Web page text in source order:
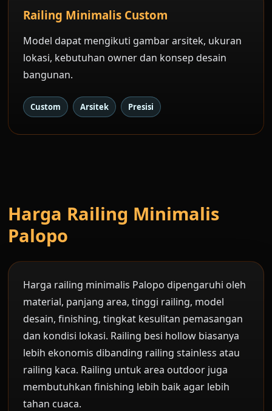
Railing Minimalis Custom
Model dapat mengikuti gambar arsitek, ukuran
lokasi, kebutuhan owner dan konsep desain
bangunan.
Custom Arsitek Presisi
Harga Railing Minimalis
Palopo
Harga railing minimalis Palopo dipengaruhi oleh
material, panjang area, tinggi railing, model
desain, finishing, tingkat kesulitan pemasangan
dan kondisi lokasi. Railing besi hollow biasanya
lebih ekonomis dibanding railing stainless atau
railing kaca. Railing untuk area outdoor juga
membutuhkan finishing lebih baik agar lebih
tahan cuaca.